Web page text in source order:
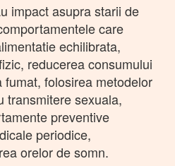
impact asupra starii de
care
echilibrata,
reducerea consumului
folosirea metodelor
transmitere sexuala,
preventive
periodice,
orelor de somn.